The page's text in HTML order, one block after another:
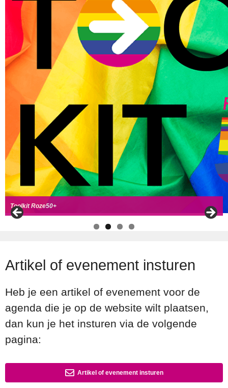
Roze50+ zoekt coll
Toolkit Roze50+
Handboek Roze Loper
Handreiking voor Roze 50+ ambassadeurs
Artikel of evenement insturen
Heb je een artikel of evenement voor de
agenda die je op de website wilt plaatsen,
dan kun je het insturen via de volgende
pagina:
Artikel of evenement insturen